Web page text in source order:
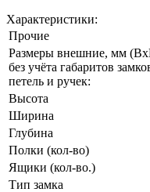
Характеристики:
Прочие
Размеры внешние, мм
без учёта габаритов
петель и ручек:
Высота
Ширина
Глубина
Полки (кол-во)
Ящики (кол-во.)
Тип замка